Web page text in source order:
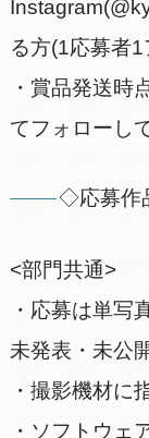
る方(1応募者
・賞品発送時
てフォローし
◇応募作
<部門共通>
・応募は単写
未発表・未公
・撮影機材に
・ソフトウェ